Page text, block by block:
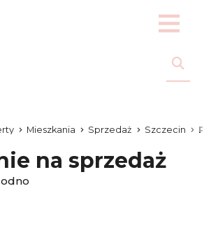
Mieszkania Sprzedaż Szczecin
na sprzedaż